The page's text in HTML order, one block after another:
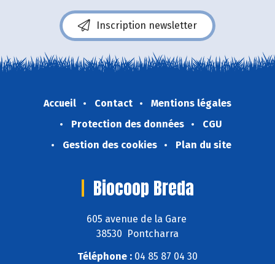
Inscription newsletter
Accueil Contact
Mentions légales
Protection des données
CGU
Gestion des cookies
Plan du site
Biocoop Breda
605 avenue de la Gare
38530 Pontcharra
Téléphone : 04 85 87 04 30